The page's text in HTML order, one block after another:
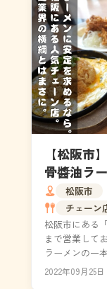
【松阪市
骨醬油ラ
ニュー・
松阪市
チェーン
松阪市にある
まで営業して
ラーメンの一
陸、そして松
2022年09月25日